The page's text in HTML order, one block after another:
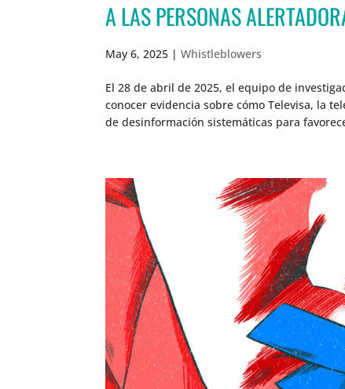
A LAS PERSONAS
May 6, 2025 |Whistleblowers
El 28 de abril de 2025, el equipo de
conocer evidencia sobre cómo Televisa, la
de desinformación sistemáticas para